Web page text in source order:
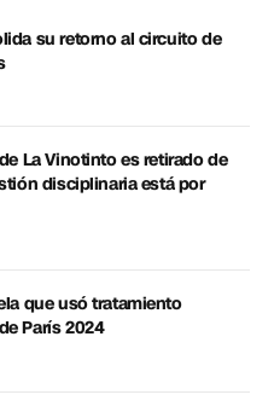
su retorno al circuito de
La Vinotinto es retirado de
disciplinaria está por
que usó tratamiento
París 2024